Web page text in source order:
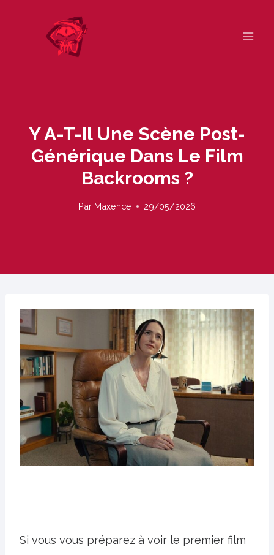
Y A-T-Il Une Scène Post-
Générique Dans Le Film
Backrooms ?
Par Maxence 29/05/2026
Si vous vous préparez à voir le premier film